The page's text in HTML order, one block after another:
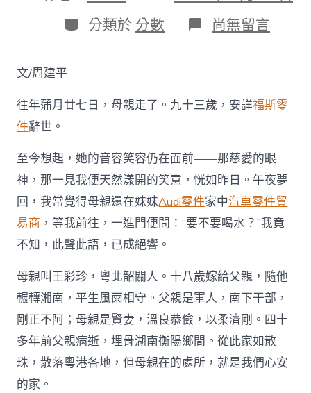
表
日
期
分
類
分類於 分數 在
〈花
建
平：
OSDER
奧
斯
德
零
件
商
想〉
中
尚無留言
文/周建平
往年蒲月廿七日，母親走了。九十三歲，安詳福斯零
件辭世。
至今想起，她的音容笑容仍在面前——那慈愛的眼
神，那一見我便天然漾開的笑意，恍如昨日。午夜夢
回，我常覺得母親還在妹妹Audi零件家中汽車零件貿
易商 ，等我前往，一進門便問：“要不要喝水？”我竟
不知，此聲此語，已成絕響。
母親叫王彩珍，粵北韶關人。十八歲嫁給父親，隨他
輾轉湘南，平生風雨相守。父親是軍人，南下干部，
剛正不阿；母親是賢妻，溫良恭儉，以柔濟剛。四十
多年前父親病逝，埋骨湖南衡陽鄉間。從此家如散
珠，散落粵港各地，但母親在的處所，就是我們心安
的家。